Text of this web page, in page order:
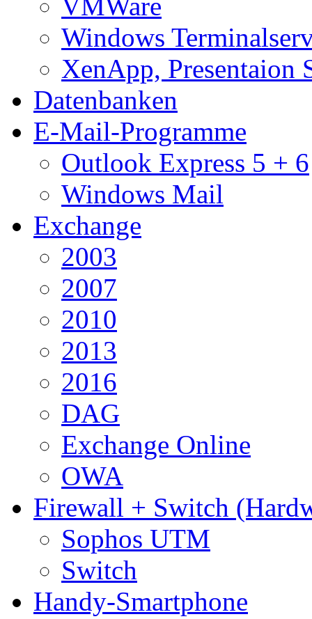
Windows
XenApp, Presentaion
Datenbanken
E-Mail-Programme
Outlook Express 5 + 6
Windows Mail
Exchange
2003
2007
2010
2013
2016
DAG
Exchange Online
OWA
Firewall + Switch
Sophos UTM
Switch
Handy-Smartphone